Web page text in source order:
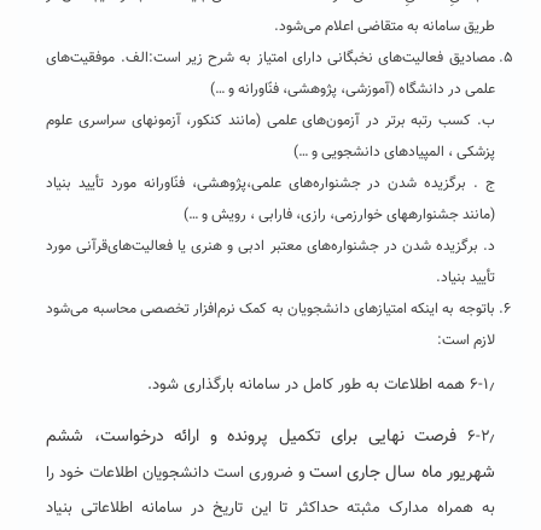
طریق سامانه به متقاضی اعلام می‌شود.
مصادیق فعالیت‌های نخبگانی دارای امتیاز به شرح زیر است:الف. موفقیت‌های
علمی در دانشگاه (آموزشی، پژوهشی، فنّاورانه و …)
ب. کسب رتبه برتر در آزمون‌های علمی (مانند کنکور، آزمون­های سراسری علوم
پزشکی ، المپیادهای دانشجویی و …)
ج ‍. برگزیده شدن در جشنواره‌های علمی،پژوهشی،‌ فنّاورانه مورد تأیید بنیاد
(مانند جشنواره­های خوارزمی، رازی، فارابی ، رویش و …)
د. برگزیده شدن در جشنواره‌های معتبر ادبی و هنری یا فعالیت‌های‌قرآنی مورد
تأیید بنیاد.
باتوجه به اینکه امتیازهای دانشجویان به کمک نرم‌افزار تخصصی محاسبه می‌شود
لازم است:
۶-۱٫ همه اطلاعات به طور کامل در سامانه بارگذاری شود.
۶-۲٫ فرصت نهایی برای تکمیل پرونده و ارائه درخواست، ششم
شهریور ماه سال جاری استو ضروری است دانشجویان اطلاعات خود را
به همراه مدارک مثبته حداکثر تا این تاریخ در سامانه اطلاعاتی بنیاد